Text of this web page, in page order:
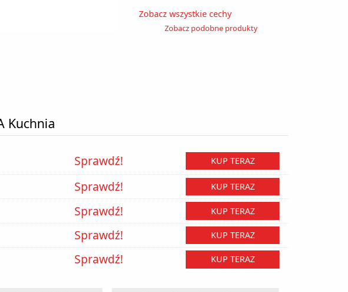
Zobacz wszystkie cechy
Zobacz podobne produkty
Kuchnia
Sprawdź! KUP TERAZ
Sprawdź! KUP TERAZ
Sprawdź! KUP TERAZ
Sprawdź! KUP TERAZ
Sprawdź! KUP TERAZ